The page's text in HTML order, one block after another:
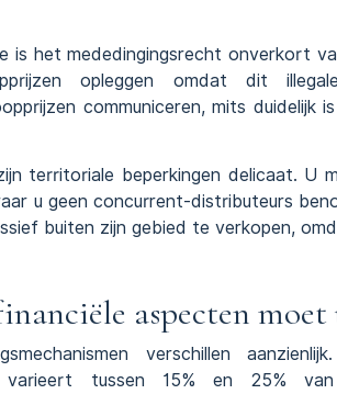
is het mededingingsrecht onverkort
opleggen omdat dit
communiceren, mits
territoriale beperkingen delicaat. U
u geen concurrent-distributeurs
buiten zijn gebied te verkopen,
aspecten moet
verschillen
varieert tussen 15% en 25%